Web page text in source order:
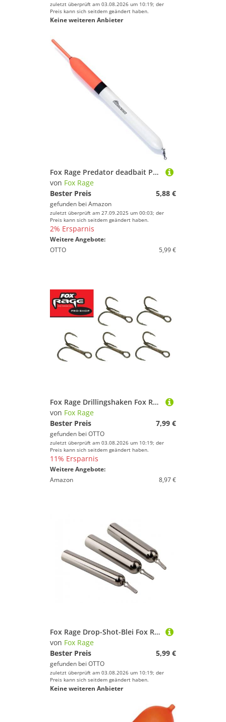
zuletzt überprüft am 03.08.2026 um 10:19; der
Preis kann sich seitdem geändert haben.
Keine weiteren Anbieter
Fox Rage Predator deadbait Pencil - Pose zum Hechtangeln, Größe:XL
von Fox Rage
Bester Preis
5,88 €
gefunden bei Amazon
zuletzt überprüft am 27.09.2025 um 00:03; der
Preis kann sich seitdem geändert haben.
2% Ersparnis
Weitere Angebote:
OTTO
5,99 €
Fox Rage Drillingshaken Fox Rage Drillinge Powerpoint Treble Hook Haken - 5 Drillingshaken
von Fox Rage
Bester Preis
7,99 €
gefunden bei OTTO
zuletzt überprüft am 03.08.2026 um 10:19; der
Preis kann sich seitdem geändert haben.
11% Ersparnis
Weitere Angebote:
Amazon
8,97 €
Fox Rage Drop-Shot-Blei Fox Rage Drop Shot Bleie Dropshot Brass Weights
von Fox Rage
Bester Preis
5,99 €
gefunden bei OTTO
zuletzt überprüft am 03.08.2026 um 10:19; der
Preis kann sich seitdem geändert haben.
Keine weiteren Anbieter